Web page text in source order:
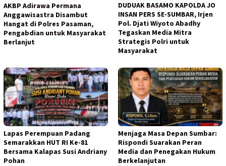
AKBP Adirawa Permana
Anggawisastra Disambut
Hangat di Polres Pasaman,
Pengabdian untuk Masyarakat
Berlanjut
DUDUAK BASAMO KAPOLDA JO
INSAN PERS SE-SUMBAR, Irjen
Pol. Djati Wiyoto Abadhy
Tegaskan Media Mitra
Strategis Polri untuk
Masyarakat
Lapas Perempuan Padang
Semarakkan HUT RI Ke-81
Bersama Kalapas Susi Andriany
Pohan
Menjaga Masa Depan Sumbar:
Rispondi Suarakan Peran
Media dan Penegakan Hukum
Berkelanjutan